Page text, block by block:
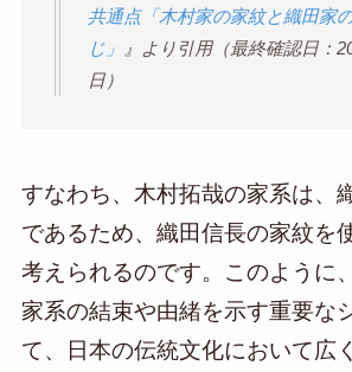
共通点「木村家の家紋と織田家
じ」
』より引用（最終確認日：
日）
すなわち、木村拓哉の家系は、
であるため、織田信長の家紋を
考えられるのです。このように
家系の結束や由緒を示す重要な
て、日本の伝統文化において広